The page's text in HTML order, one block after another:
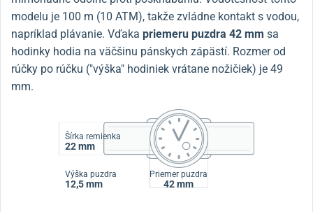
modelu je 100 m (10 ATM), takže zvládne kontakt s vodou,
napríklad plávanie. Vďaka priemeru puzdra 42 mm sa
hodinky hodia na väčšinu pánskych zápästí. Rozmer od
rúčky po rúčku ("výška" hodiniek vrátane nožičiek) je 49
mm.
Šírka remienka
22 mm
Výška puzdra
12,5 mm
Priemer puzdra
42 mm